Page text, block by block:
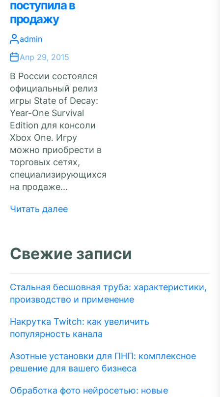
поступила в
продажу
admin
Апр 29, 2015
В России состоялся
официальный релиз
игры State of Decay:
Year-One Survival
Edition для консоли
Xbox One. Игру
можно приобрести в
торговых сетях,
специализирующихся
на продаже...
Читать далее
Свежие записи
Стальная бесшовная труба: характеристики,
производство и применение
Накрутка Twitch: как увеличить
популярность канала
Азотные установки для ПНП: комплексное
решение для вашего бизнеса
Обработка фото нейросетью: новые